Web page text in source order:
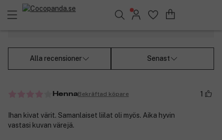
Sök bland 25.266 produkter..
Alla recensioner Senast
HennaBekräftad köpare 1
Ihan kivat värit. Samanlaiset liilat oli myös. Aika hyvin
vastasi kuvan värejä.